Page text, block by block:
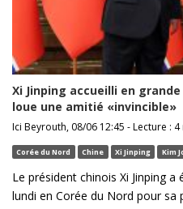
Xi Jinping accueilli en
loue une amitié «invincible»
Ici Beyrouth, 08/06 12:45 - Lecture : 4
Corée du Nord Chine Xi Jinping Kim
Le président chinois Xi Jinping
lundi en Corée du Nord pour sa